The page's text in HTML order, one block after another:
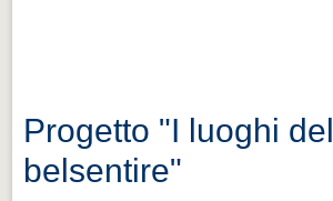
Progetto "I luoghi del
belsentire"